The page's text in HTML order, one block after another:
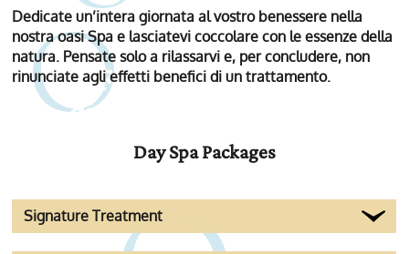
Fonte di energia,
divertimento e relax.
Dedicate un’intera giornata al vostro benessere nella
nostra oasi Spa e lasciatevi coccolare con le essenze della
natura. Pensate solo a rilassarvi e, per concludere, non
rinunciate agli effetti benefici di un trattamento.
Day Spa Packages
Signature Treatment